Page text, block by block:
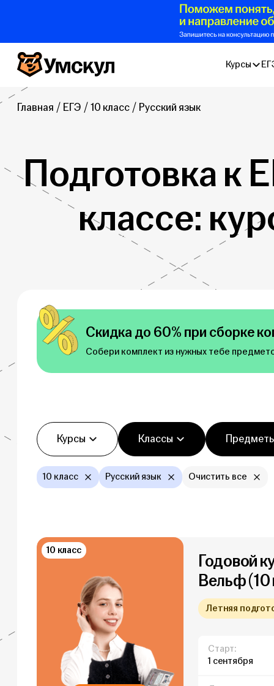
Умскул
Курсы
Главная ЕГЭ 10 класс Русский язык
Подготовка к
классе:
Скидка до 60% при сборке
Собери комплект из нужных тебе
Фильтры
Курсы Классы
10 класс Русский язык Очистить все
10 класс
Годовой
Вельф (10
Летняя
Старт:
1 сентября